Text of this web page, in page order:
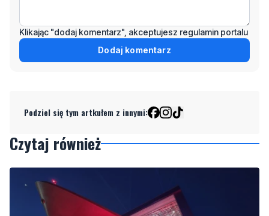
Klikając "dodaj komentarz", akceptujesz regulamin portalu
Dodaj komentarz
Podziel się tym artkułem z innymi:
Czytaj również